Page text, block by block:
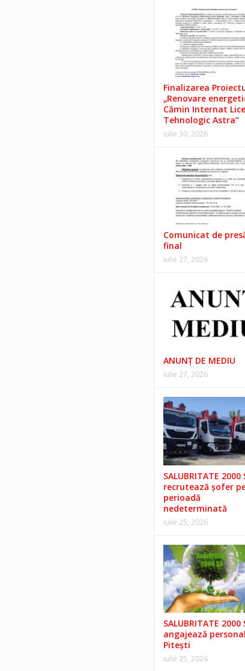
Finalizarea
„Renovare
Cămin Internat
Tehnologic Astra”
iulie 30, 2026
Comunicat de
final
iulie 27, 2026
ANUNŢ DE MEDIU
iulie 27, 2026
SALUBRITATE 2000
recrutează șofer
perioadă
nedeterminată
iulie 25, 2026
SALUBRITATE 2000
angajează
Pitești
iulie 25, 2026